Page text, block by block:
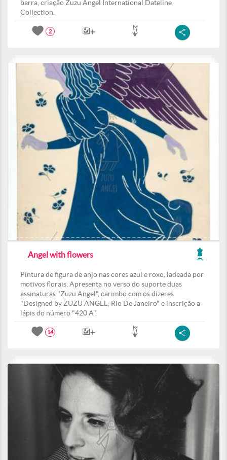
barra, criação Zuzu Angel International Dateline
Collection.
2
Angel with flowers
Pintura de figura de anjo nas cores azul e roxo, ladeada por
motivos florais. Apresenta no verso do suporte duas
assinaturas "Zuzu Angel", carimbo com os dizeres
"Designed by ZUZU ANGEL; Rio De Janeiro" e inscrição a
lápis do número "420 A".
14